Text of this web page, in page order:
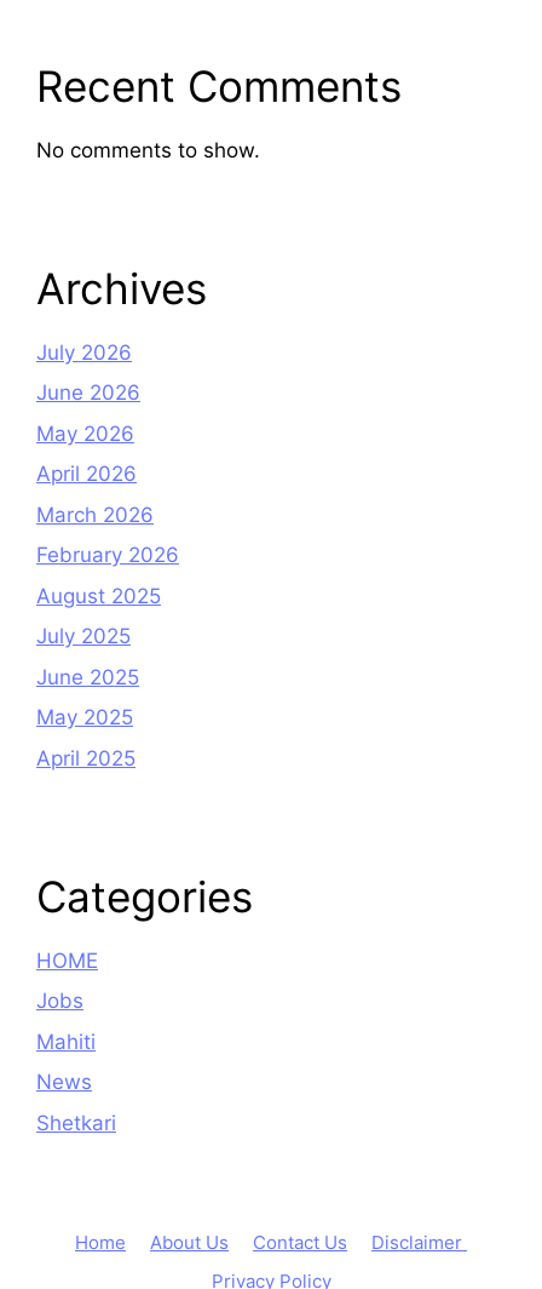
Recent Comments
No comments to show.
Archives
July 2026
June 2026
May 2026
April 2026
March 2026
February 2026
August 2025
July 2025
June 2025
May 2025
April 2025
Categories
HOME
Jobs
Mahiti
News
Shetkari
Home About Us Contact Us
Disclaimer
Privacy Policy